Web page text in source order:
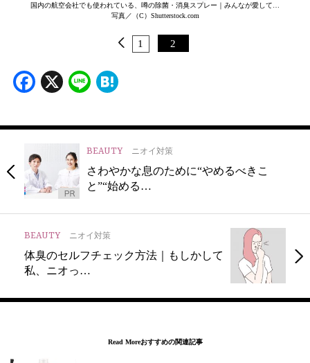
国内の航空会社でも使われている、噂の除菌・消臭スプレー｜みんなが愛して…
写真／（C）Shutterstock.com
1 2
Facebook
X Line
BEAUTY ニオイ対策
さわやかな息のために“やめるべきこ
と”“始める…
BEAUTY ニオイ対策
体臭のセルフチェック方法｜もしかして
私、ニオっ…
Read Moreおすすめの関連記事